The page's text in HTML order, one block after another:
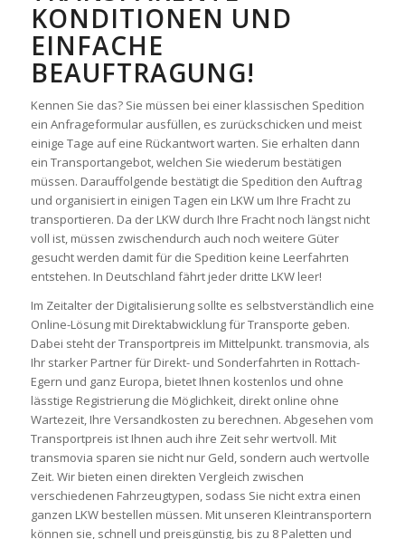
KONDITIONEN UND
EINFACHE
BEAUFTRAGUNG!
Kennen Sie das? Sie müssen bei einer klassischen Spedition
ein Anfrageformular ausfüllen, es zurückschicken und meist
einige Tage auf eine Rückantwort warten. Sie erhalten dann
ein Transportangebot, welchen Sie wiederum bestätigen
müssen. Darauffolgende bestätigt die Spedition den Auftrag
und organisiert in einigen Tagen ein LKW um Ihre Fracht zu
transportieren. Da der LKW durch Ihre Fracht noch längst nicht
voll ist, müssen zwischendurch auch noch weitere Güter
gesucht werden damit für die Spedition keine Leerfahrten
entstehen. In Deutschland fährt jeder dritte LKW leer!
Im Zeitalter der Digitalisierung sollte es selbstverständlich eine
Online-Lösung mit Direktabwicklung für Transporte geben.
Dabei steht der Transportpreis im Mittelpunkt. transmovia, als
Ihr starker Partner für Direkt- und Sonderfahrten in Rottach-
Egern und ganz Europa, bietet Ihnen kostenlos und ohne
lässtige Registrierung die Möglichkeit, direkt online ohne
Wartezeit, Ihre Versandkosten zu berechnen. Abgesehen vom
Transportpreis ist Ihnen auch ihre Zeit sehr wertvoll. Mit
transmovia sparen sie nicht nur Geld, sondern auch wertvolle
Zeit. Wir bieten einen direkten Vergleich zwischen
verschiedenen Fahrzeugtypen, sodass Sie nicht extra einen
ganzen LKW bestellen müssen. Mit unseren Kleintransportern
können sie, schnell und preisgünstig, bis zu 8 Paletten und